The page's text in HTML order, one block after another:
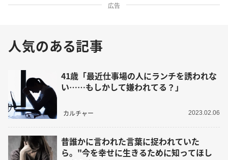
広告
人気のある記事
41歳「最近仕事場の人にランチを誘われな
い……もしかして嫌われてる？」
カルチャー 2023.02.06
昔誰かに言われた言葉に捉われていた
ら。"今を幸せに生きるために知ってほし